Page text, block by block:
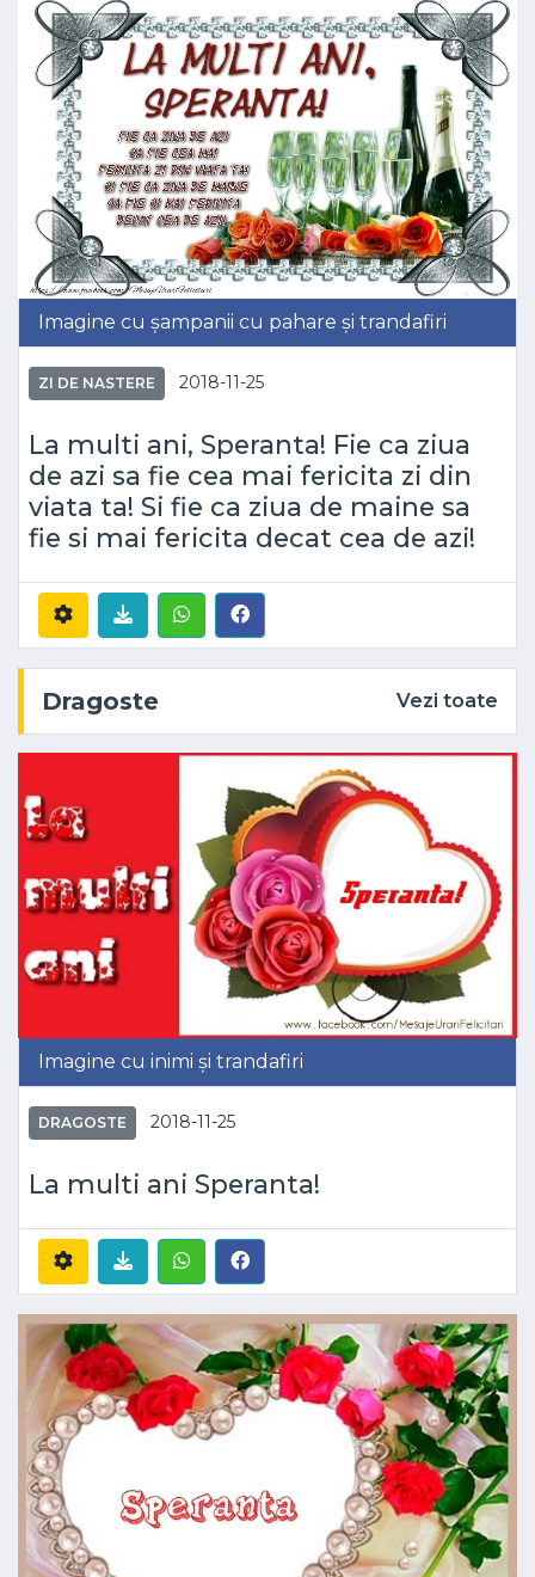
Imagine cu șampanii cu pahare și trandafiri
ZI DE NASTERE 2018-11-25
La multi ani, Speranta! Fie ca ziua
de azi sa fie cea mai fericita zi din
viata ta! Si fie ca ziua de maine sa
fie si mai fericita decat cea de azi!
Dragoste Vezi toate
Imagine cu inimi și trandafiri
DRAGOSTE 2018-11-25
La multi ani Speranta!